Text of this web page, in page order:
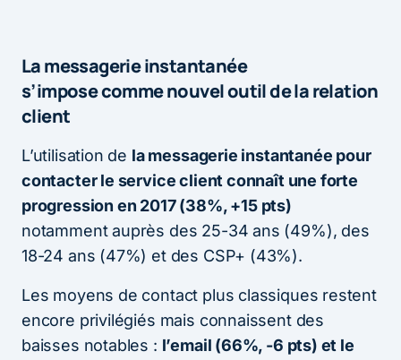
La messagerie instantanée
s’impose comme nouvel outil de la relation
client
L’utilisation de la messagerie instantanée pour
contacter le service client connaît une forte
progression en 2017 (38%, +15 pts)
notamment auprès des 25-34 ans (49%), des
18-24 ans (47%) et des CSP+ (43%).
Les moyens de contact plus classiques restent
encore privilégiés mais connaissent des
baisses notables : l’email (66%, -6 pts) et le